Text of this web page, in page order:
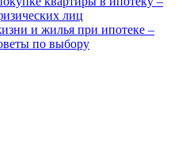
лиц
и жилья при ипотеке –
по выбору